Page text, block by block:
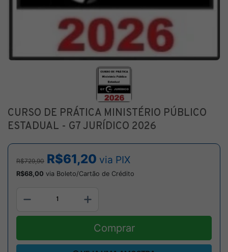
CURSO DE PRÁTICA MINISTÉRIO PÚBLICO
ESTADUAL - G7 JURÍDICO 2026
R$729,90 R$61,20 via PIX
R$68,00 via Boleto/Cartão de Crédito
Comprar